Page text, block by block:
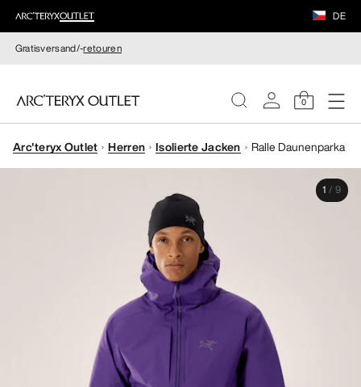
DE
Gratisversand/-retouren
0
DAMEN
Arc'teryx Outlet Herren Isolierte Jacken Ralle Daunenparka
1 / 9